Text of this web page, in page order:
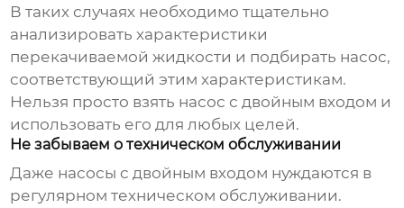
В таких случаях необходимо тщательно
анализировать характеристики
перекачиваемой жидкости и подбирать насос,
соответствующий этим характеристикам.
Нельзя просто взять насос с двойным входом и
использовать его для любых целей.
Не забываем о техническом обслуживании
Даже насосы с двойным входом нуждаются в
регулярном техническом обслуживании.